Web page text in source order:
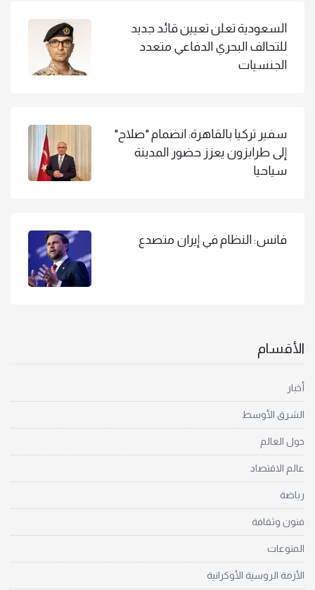
السعودية تعلن تعيين قائد جديد
للتحالف البحري الدفاعي متعدد
الجنسيات
سفير تركيا بالقاهرة: انضمام "صلاح"
إلى طرابزون يعزز حضور المدينة
سياحيا
فانس: النظام في إيران متصدع
الأقسام
أخبار
الشرق الأوسط
حول العالم
عالم الاقتصاد
رياضة
فنون وثقافة
المنوعات
الأزمة الروسية الأوكرانية